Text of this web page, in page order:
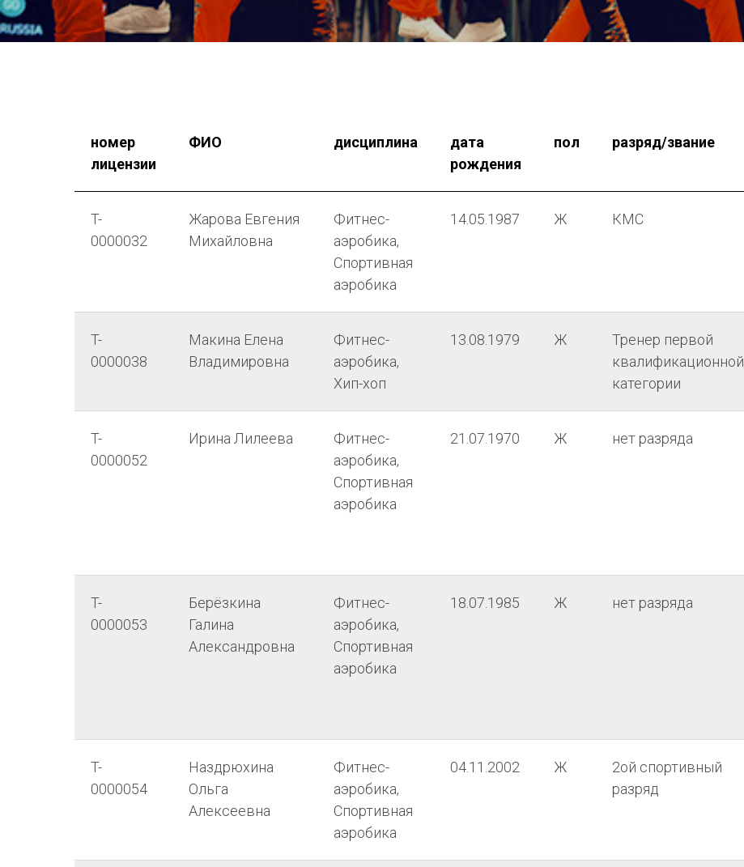
номер
лицензии
ФИО дисциплина
дата
рождения
пол разряд/звание
T-
0000032
Жарова Евгения
Михайловна
Фитнес-
аэробика,
Спортивная
аэробика
14.05.1987 Ж КМС
T-
0000038
Макина Елена
Владимировна
Фитнес-
аэробика,
Хип-хоп
13.08.1979 Ж
Тренер первой
квалификационной
категории
T-
0000052
Ирина Лилеева
Фитнес-
аэробика,
Спортивная
аэробика
21.07.1970 Ж нет разряда
T-
0000053
Берёзкина
Галина
Александровна
Фитнес-
аэробика,
Спортивная
аэробика
18.07.1985 Ж нет разряда
T-
0000054
Наздрюхина
Ольга
Алексеевна
Фитнес-
аэробика,
Спортивная
аэробика
04.11.2002 Ж
2ой спортивный
разряд